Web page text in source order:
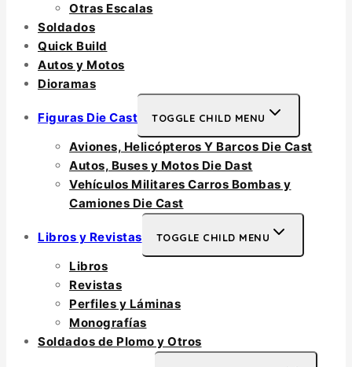
Otras Escalas
Soldados
Quick Build
Autos y Motos
Dioramas
Figuras Die Cast TOGGLE CHILD MENU
Aviones, Helicópteros Y Barcos Die Cast
Autos, Buses y Motos Die Dast
Vehículos Militares Carros Bombas y
Camiones Die Cast
Libros y Revistas TOGGLE CHILD MENU
Libros
Revistas
Perfiles y Láminas
Monografías
Soldados de Plomo y Otros